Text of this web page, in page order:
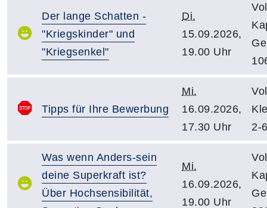
Der lange Schatten -
"Kriegskinder" und
"Kriegsenkel"
Di.
15.09.2026,
19.00 Uhr
Tipps für Ihre Bewerbung
Mi.
16.09.2026,
17.30 Uhr
2-
Was wenn Anders-sein
deine Superkraft ist?
Über Hochsensibilität,
Mi.
16.09.2026,
19.00 Uhr